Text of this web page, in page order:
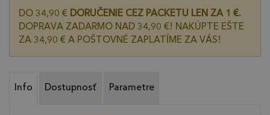
DO 34,90 € DORUČENIE CEZ PACKETU LEN ZA 1 €.
DOPRAVA ZADARMO NAD 34,90 €! NAKÚPTE EŠTE
ZA 34,90 € A POŠTOVNÉ ZAPLATÍME ZA VÁS!
Info Dostupnosť Parametre